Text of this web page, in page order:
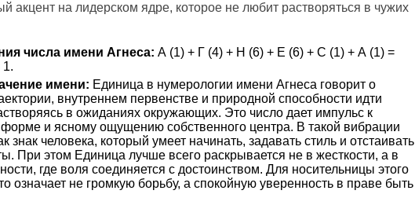
акцент на лидерском ядре, которое не любит растворяться в чужих
числа имени Агнеса: А (1) + Г (4) + Н (6) + Е (6) + С (1) + А (1) =
1.
имени: Единица в нумерологии имени Агнеса говорит о
внутреннем первенстве и природной способности идти
в ожиданиях окружающих. Это число дает импульс к
и ясному ощущению собственного центра. В такой вибрации
знак человека, который умеет начинать, задавать стиль и отстаивать
При этом Единица лучше всего раскрывается не в жесткости, а в
где воля соединяется с достоинством. Для носительницы этого
означает не громкую борьбу, а спокойную уверенность в праве быть